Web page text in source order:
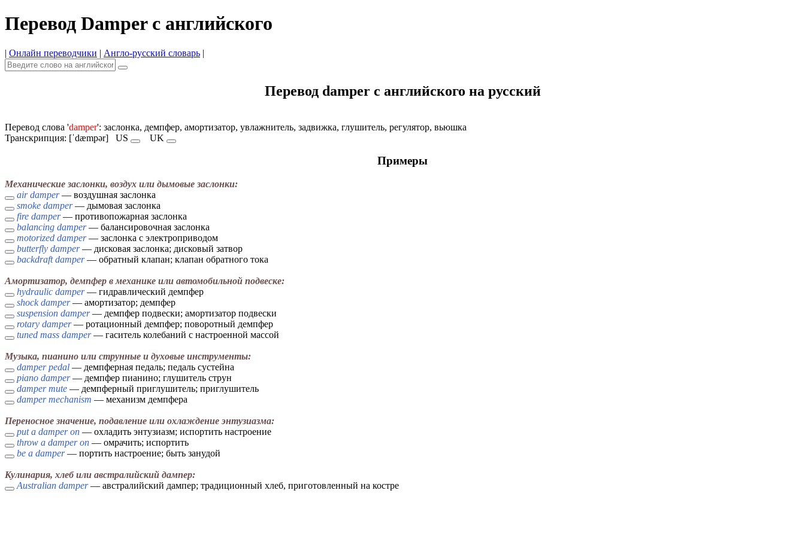
Перевод Damper с английского
| Онлайн переводчики | Англо-русский словарь |
Перевод damper с английского на русский
Перевод слова 'damper': заслонка, демпфер, амортизатор, увлажнитель, задвижка, глушитель, регулятор, вьюшка
Транскрипция: [ˈdæmpər] US UK
Примеры
Механические заслонки, воздух или дымовые заслонки:
air damper— воздушная заслонка
smoke damper— дымовая заслонка
fire damper— противопожарная заслонка
balancing damper— балансировочная заслонка
motorized damper— заслонка с электроприводом
butterfly damper— дисковая заслонка; дисковый затвор
backdraft damper— обратный клапан; клапан обратного тока
Амортизатор, демпфер в механике или автомобильной подвеске:
hydraulic damper— гидравлический демпфер
shock damper— амортизатор; демпфер
suspension damper— демпфер подвески; амортизатор подвески
rotary damper— ротационный демпфер; поворотный демпфер
tuned mass damper— гаситель колебаний с настроенной массой
Музыка, пианино или струнные и духовые инструменты:
damper pedal — демпферная педаль; педаль сустейна
piano damper— демпфер пианино; глушитель струн
damper mute — демпферный приглушитель; приглушитель
damper mechanism — механизм демпфера
Переносное значение, подавление или охлаждение энтузиазма:
put a damper on — охладить энтузиазм; испортить настроение
throw a damper on — омрачить; испортить
be a damper— портить настроение; быть занудой
Кулинария, хлеб или австралийский дампер:
Australian damper— австралийский дампер; традиционный хлеб, приготовленный на костре